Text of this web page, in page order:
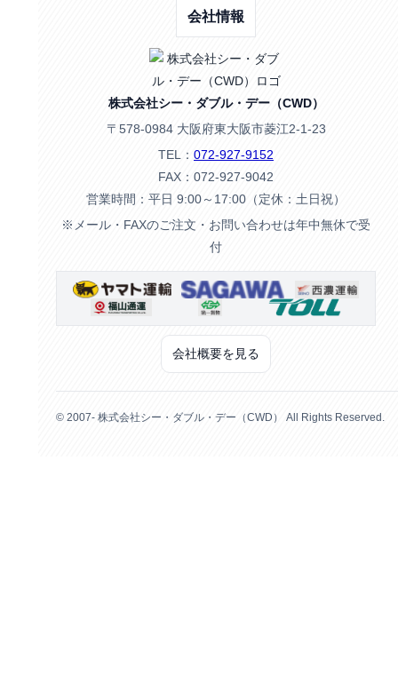
会社情報
株式会社シー・ダブル・デー（CWD）
〒578-0984 大阪府東大阪市菱江2-1-23
TEL： 072-927-9152
FAX：072-927-9042
営業時間：平日 9:00～17:00（定休：土日祝）
※メール・FAXのご注文・お問い合わせは年中無休で受
付
会社概要を見る
© 2007- 株式会社シー・ダブル・デー（CWD） All Rights Reserved.